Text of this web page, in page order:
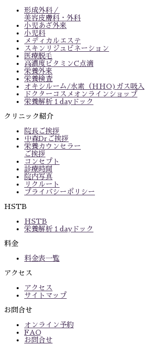
形成外科／
美容皮膚科・外科
小児あざ外来
小児科
メディカルエステ
スキンリジュビネーション
医療脱毛
高濃度ビタミンC点滴
栄養外来
栄養検査
オキシルーム/水素（HHO)ガス吸入
ドクターコスメオンラインショップ
栄養解析１dayドック
クリニック紹介
院長ご挨拶
中森Drご挨拶
栄養カウンセラー
ご挨拶
コンセプト
診療時間
院内写真
リクルート
プライバシーポリシー
HSTB
HSTB
栄養解析１dayドック
料金
料金表一覧
アクセス
アクセス
サイトマップ
お問合せ
オンライン予約
FAQ
お問合せ